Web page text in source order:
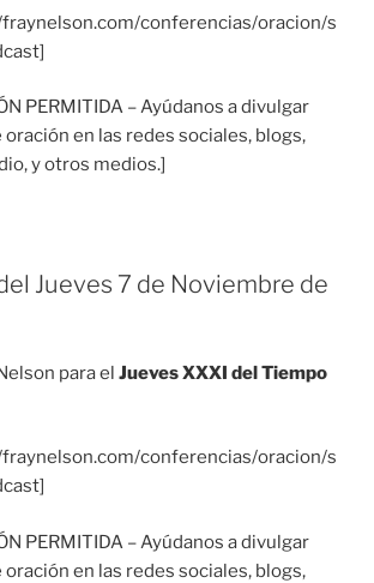
conferencias/oracion/s
PERMITIDA – Ayúdanos a divulgar
en las redes sociales, blogs,
y otros medios.]
Jueves 7 de Noviembre de
para el Jueves XXXI del Tiempo
conferencias/oracion/s
PERMITIDA – Ayúdanos a divulgar
en las redes sociales, blogs,